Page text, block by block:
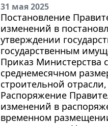
31 мая 2025
Постановление
изменений в
утверждении
государственным
Приказ Министерства
среднемесячном
строительной
Распоряжение
изменений в
временном